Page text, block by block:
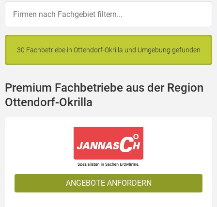
30 Fachbetriebe in Ottendorf-Okrilla und Umgebung gefunden
Premium Fachbetriebe aus der Region
Ottendorf-Okrilla
ANGEBOTE ANFORDERN